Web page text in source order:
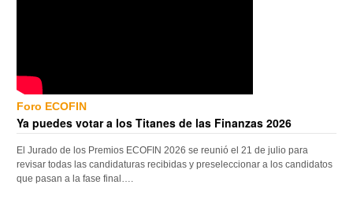
Foro ECOFIN
Ya puedes votar a los Titanes de las Finanzas 2026
El Jurado de los Premios ECOFIN 2026 se reunió el 21 de julio para
revisar todas las candidaturas recibidas y preseleccionar a los candidatos
que pasan a la fase final….